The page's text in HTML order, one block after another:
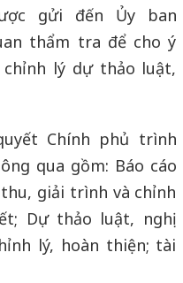
gửi đến Ủy ban
thẩm tra để cho ý
lý dự thảo luật,
Chính phủ trình
qua gồm: Báo cáo
giải trình và chỉnh
Dự thảo luật, nghị
lý, hoàn thiện; tài